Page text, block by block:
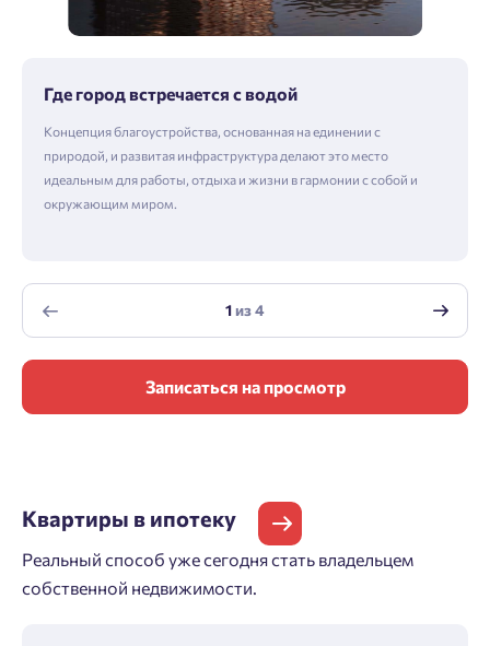
Где город встречается с водой
Концепция благоустройства, основанная на единении с
природой, и развитая инфраструктура делают это место
идеальным для работы, отдыха и жизни в гармонии с собой и
окружающим миром.
1из4
Записаться на просмотр
Квартиры в ипотеку
Реальный способ уже сегодня стать владельцем
собственной недвижимости.